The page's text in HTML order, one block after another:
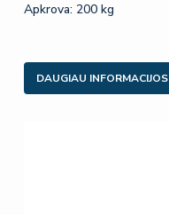
Apkrova: 200 kg
DAUGIAU INFORMACIJOS